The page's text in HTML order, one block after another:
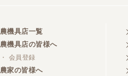
農機具店一覧
農機具店の皆様へ
・ 会員登録
農家の皆様へ